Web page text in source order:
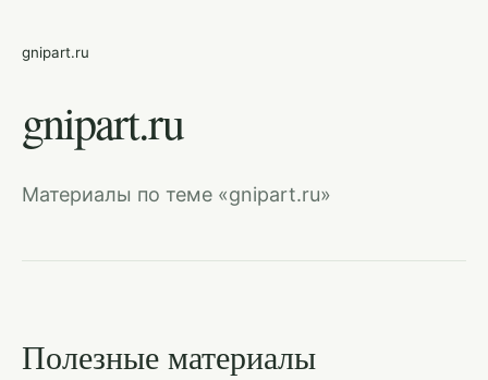
gnipart.ru
gnipart.ru
Материалы по теме «gnipart.ru»
Полезные материалы